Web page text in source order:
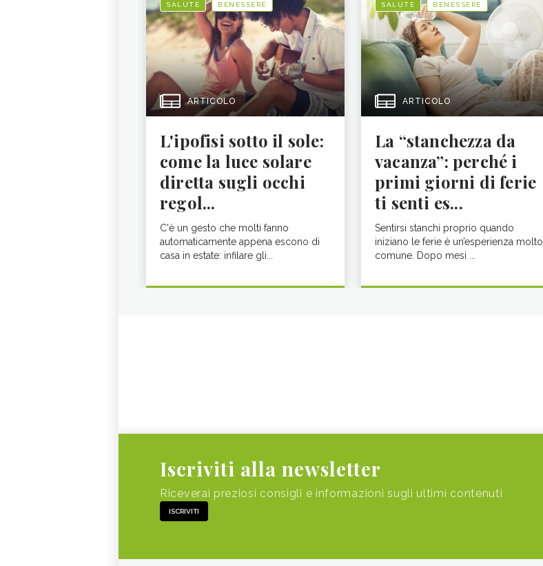
SALUTE BENESSERE
ARTICOLO
L'ipofisi sotto il sole:
come la luce solare
diretta sugli occhi
regol...
C'è un gesto che molti fanno
automaticamente appena escono di
casa in estate: infilare gli...
SALUTE BENESSERE
ARTICOLO
La “stanchezza da
vacanza”: perché i
primi giorni di ferie
ti senti es...
Sentirsi stanchi proprio quando
iniziano le ferie è un’esperienza molto
comune. Dopo mesi ...
Iscriviti alla newsletter
Riceverai preziosi consigli e informazioni sugli ultimi contenuti
ISCRIVITI